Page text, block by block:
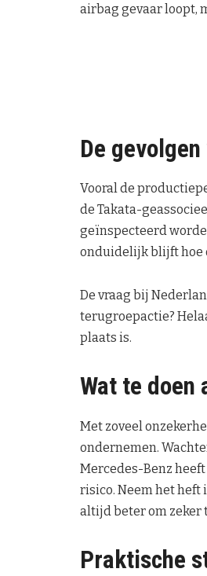
airbag gevaar loopt,
De
Vooral de
de Takata-
geïnspecteerd
onduidelijk blijft hoe
De vraag bij
terugroepactie?
plaats is.
Wat te
Met zoveel
ondernemen.
Mercedes-Benz
risico. Neem het heft
altijd beter om zeker
Praktische